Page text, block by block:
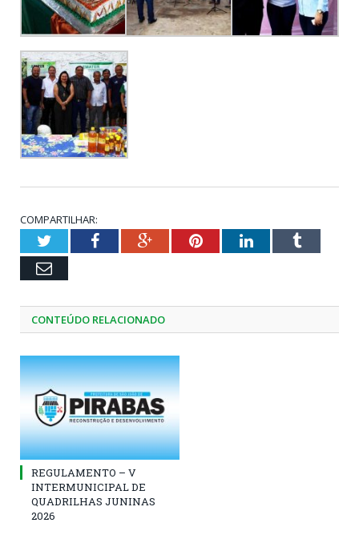
COMPARTILHAR:
TwitterFacebookGoogle+PinterestLinkedInTumblr
Email
CONTEÚDO RELACIONADO
REGULAMENTO – V
INTERMUNICIPAL DE
QUADRILHAS JUNINAS
2026